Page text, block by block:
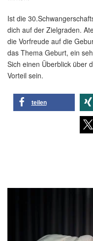
Ist die
dich auf der Zielgraden.
die Vorfreude auf die
das Thema Geburt, ein
Sich einen Überblick über
Vorteil sein.
teilen